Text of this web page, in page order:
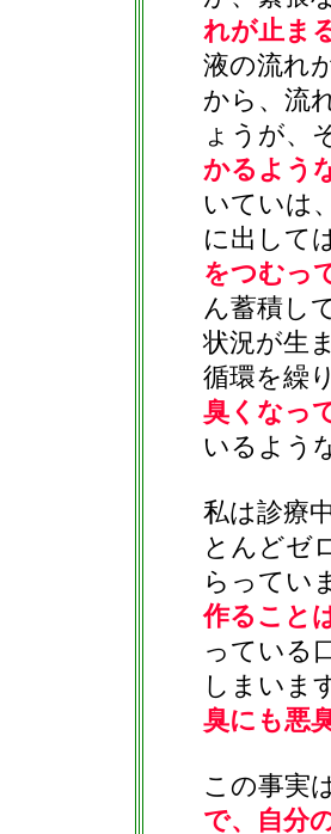
れが止ま
液の流れ
から、流
ょうが、
かるよう
いていは
に出して
をつむっ
ん蓄積し
状況が生
循環を繰
臭くなっ
いるよう
私は診療
とんどゼ
らってい
作ること
っている
しまいま
臭にも悪
この事実
で、自分